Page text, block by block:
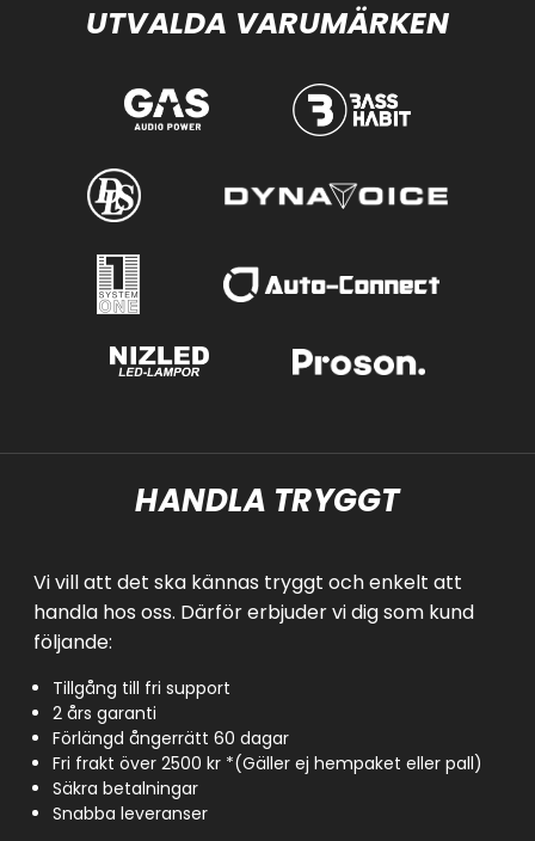
UTVALDA VARUMÄRKEN
HANDLA TRYGGT
Vi vill att det ska kännas tryggt och enkelt att
handla hos oss. Därför erbjuder vi dig som kund
följande:
Tillgång till fri support
2 års garanti
Förlängd ångerrätt 60 dagar
Fri frakt över 2500 kr *(Gäller ej hempaket eller pall)
Säkra betalningar
Snabba leveranser